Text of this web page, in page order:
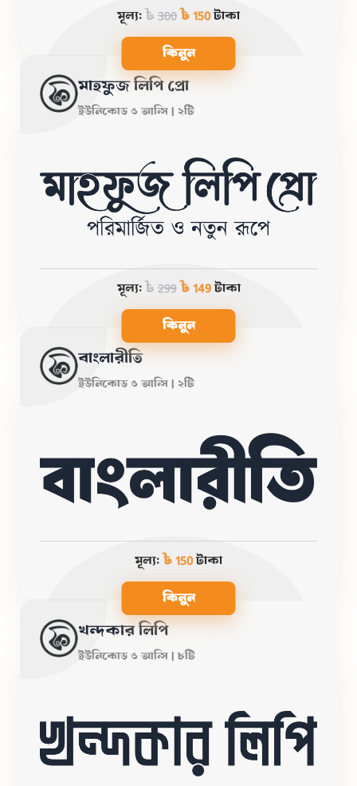
মূল্য:৳ 300৳ 150টাকা
কিনুন
মাহফুজ লিপি প্রো
ইউনিকোড ও আন্সি | ২টি
মূল্য:৳299৳ 149টাকা
কিনুন
বাংলারীতি
ইউনিকোড ও আন্সি | ২টি
মূল্য:৳ 150টাকা
কিনুন
খন্দকার লিপি
ইউনিকোড ও আন্সি | ৮টি